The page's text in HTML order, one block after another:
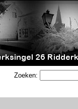
Zoeken: